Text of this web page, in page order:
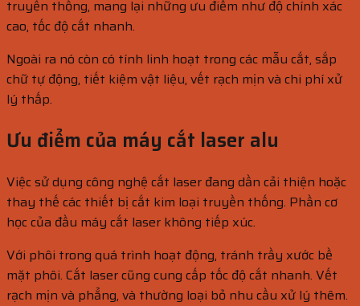
truyền thống, mang lại những ưu điểm như độ chính xác
cao, tốc độ cắt nhanh.
Ngoài ra nó còn có tính linh hoạt trong các mẫu cắt, sắp
chữ tự động, tiết kiệm vật liệu, vết rạch mịn và chi phí xử
lý thấp.
Ưu điểm của máy cắt laser alu
Việc sử dụng công nghệ cắt laser đang dần cải thiện hoặc
thay thế các thiết bị cắt kim loại truyền thống. Phần cơ
học của đầu máy cắt laser không tiếp xúc.
Với phôi trong quá trình hoạt động, tránh trầy xước bề
mặt phôi. Cắt laser cũng cung cấp tốc độ cắt nhanh. Vết
rạch mịn và phẳng, và thường loại bỏ nhu cầu xử lý thêm.